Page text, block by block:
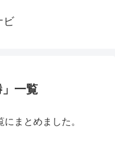
ビ
一覧
まとめました。